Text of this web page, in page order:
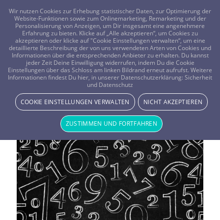
FRAGEN? KOSTENLOS ANRUFEN: 0800-8478266
Schlagwortarchiv für: Geister
Wir nutzen Cookies zur Erhebung statistischer Daten, zur Optimierung der
Website-Funktionen sowie zum Onlinemarketing, Remarketing und der
Personalisierung von Anzeigen, um Dir insgesamt eine angenehmere
Erfahrung zu bieten. Klicke auf „Alle akzeptieren“, um Cookies zu
akzeptieren oder klicke auf "Cookie Einstellungen verwalten“, um eine
detaillierte Beschreibung der von uns verwendeten Arten von Cookies und
Informationen über die entsprechenden Anbieter zu erhalten. Du kannst
jeder Zeit Deine Einwilligung widerrufen, indem Du die Cookie
Einstellungen über das Schloss am linken Bildrand erneut aufrufst. Weitere
Informationen findest Du hier, in unserer Datenschutzerklärung: Sicherheit
und Datenschutz
COOKIE EINSTELLUNGEN VERWALTEN NICHT AKZEPTIEREN
ZUSTIMMEN UND FORTFAHREN